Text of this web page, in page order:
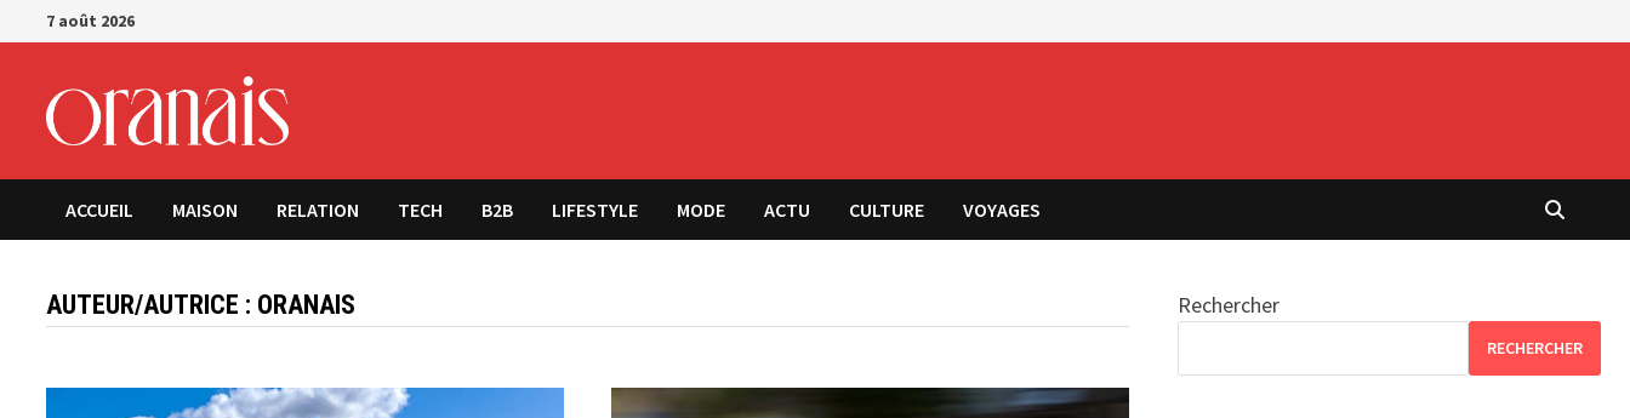
Passer
au
7 août 2026
ACCUEIL MAISON RELATION TECH B2B LIFESTYLE MODE ACTU CULTURE VOYAGES
AUTEUR/AUTRICE : ORANAIS Rechercher
RECHERCHER